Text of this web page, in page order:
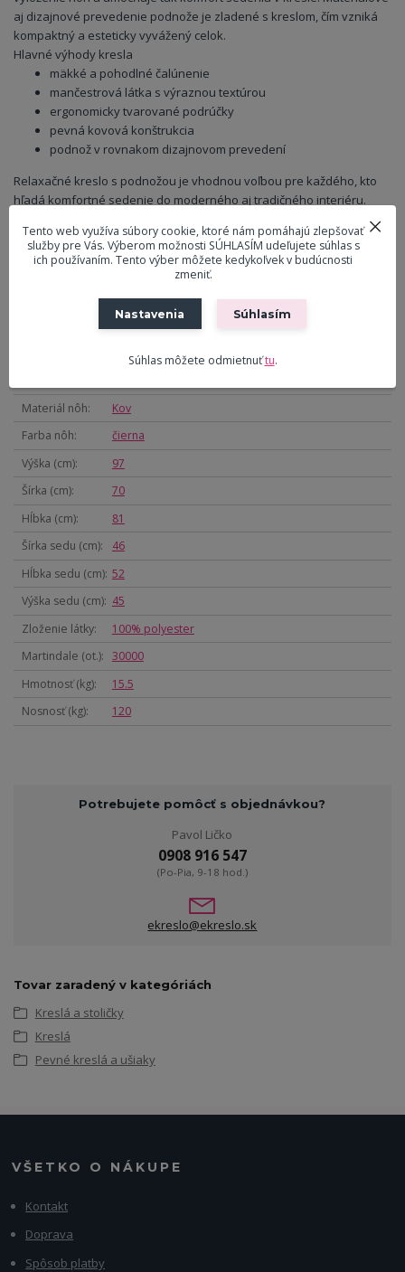
aj dizajnové prevedenie podnože je zladené s kreslom, čím vzniká
kompaktný a esteticky vyvážený celok.
Hlavné výhody kresla
mäkké a pohodlné čalúnenie
mančestrová látka s výraznou textúrou
ergonomicky tvarované podrúčky
pevná kovová konštrukcia
podnož v rovnakom dizajnovom prevedení
Relaxačné kreslo s podnožou je vhodnou voľbou pre každého, kto
hľadá komfortné sedenie do moderného aj tradičného interiéru.
Vytvára ideálne miesto na oddych, čítanie alebo sledovanie televízie
a zároveň pôsobí ako elegantný interiérový prvok.
Parametre
Materiál nôh
Kov
Farba nôh
čierna
Výška (cm)
97
Šírka (cm)
70
Hĺbka (cm)
81
Šírka sedu (cm)
46
Hĺbka sedu (cm) 52
Výška sedu (cm)
45
Zloženie látky
100% polyester
Martindale (ot.)
30000
Hmotnosť (kg)
15.5
Nosnosť (kg)
120
Potrebujete pomôcť s objednávkou?
Pavol Ličko
0908 916 547
(Po-Pia, 9-18 hod.)
ekreslo@ekreslo.sk
Tovar zaradený v kategóriách
Kreslá a stoličky
Kreslá
Pevné kreslá a ušiaky
VŠETKO O NÁKUPE
Kontakt
Doprava
Spôsob platby
Tento web využíva súbory cookie, ktoré nám pomáhajú zlepšovať
služby pre Vás. Výberom možnosti SÚHLASÍM udeľujete súhlas s
ich používaním. Tento výber môžete kedykoľvek v budúcnosti
zmeniť.
Nastavenia Súhlasím
Súhlas môžete odmietnuťtu.